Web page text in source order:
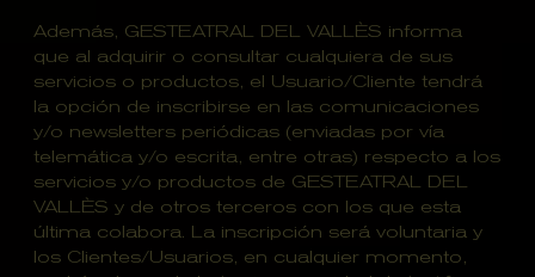
Además, GESTEATRAL DEL VALLÈS informa
que al adquirir o consultar cualquiera de sus
servicios o productos, el Usuario/Cliente tendrá
la opción de inscribirse en las comunicaciones
y/o newsletters periódicas (enviadas por vía
telemática y/o escrita, entre otras) respecto a los
servicios y/o productos de GESTEATRAL DEL
VALLÈS y de otros terceros con los que esta
última colabora. La inscripción será voluntaria y
los Clientes/Usuarios, en cualquier momento,